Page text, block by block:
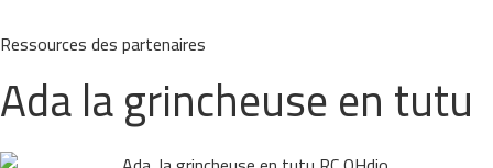
Ressources despartenaires
Ada la grincheuse en tutu